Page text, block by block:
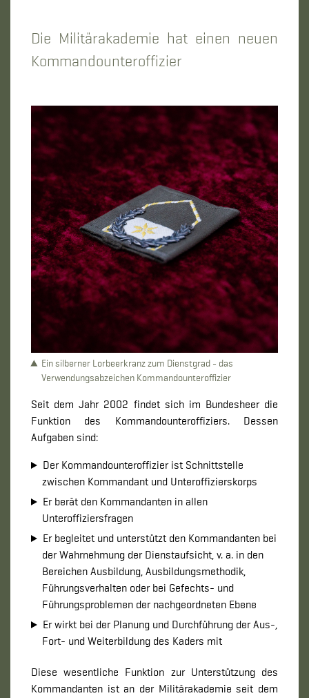
Die Militärakademie hat einen neuen
Kommandounteroffizier
Ein silberner Lorbeerkranz zum Dienstgrad - das
Verwendungsabzeichen Kommandounteroffizier
Seit dem Jahr 2002 findet sich im Bundesheer die
Funktion des Kommandounteroffiziers. Dessen
Aufgaben sind:
Der Kommandounteroffizier ist Schnittstelle
zwischen Kommandant und Unteroffizierskorps
Er berät den Kommandanten in allen
Unteroffiziersfragen
Er begleitet und unterstützt den Kommandanten bei
der Wahrnehmung der Dienstaufsicht, v. a. in den
Bereichen Ausbildung, Ausbildungsmethodik,
Führungsverhalten oder bei Gefechts- und
Führungsproblemen der nachgeordneten Ebene
Er wirkt bei der Planung und Durchführung der Aus-,
Fort- und Weiterbildung des Kaders mit
Diese wesentliche Funktion zur Unterstützung des
Kommandanten ist an der Militärakademie seit dem